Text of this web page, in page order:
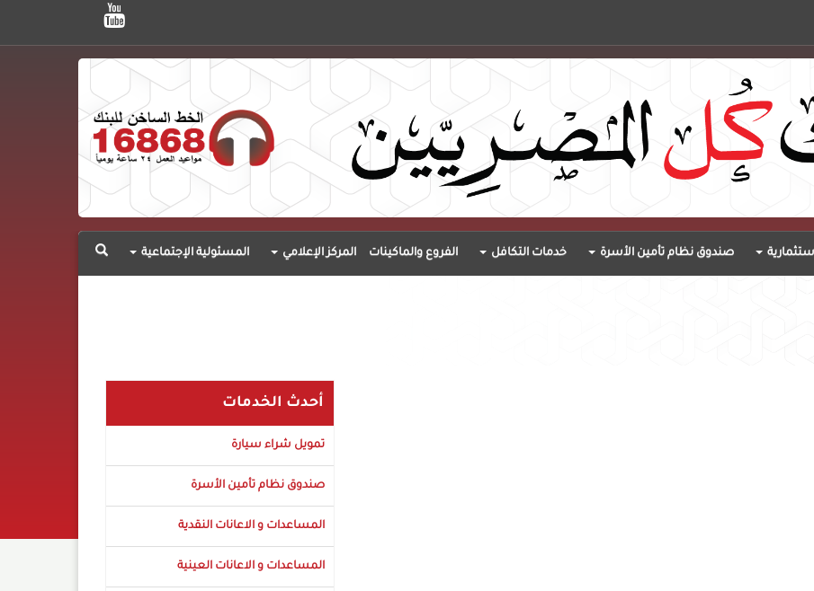
صندوق نظام تأمين الأسرة خدمات التكافل الفروع والماكينات المركز الإعلامي المسئولية الإجتماعية
أحدث الخدمات
تمويل شراء سيارة
صندوق نظام تأمين الأسرة
المساعدات و الاعانات النقدية
المساعدات و الاعانات العينية